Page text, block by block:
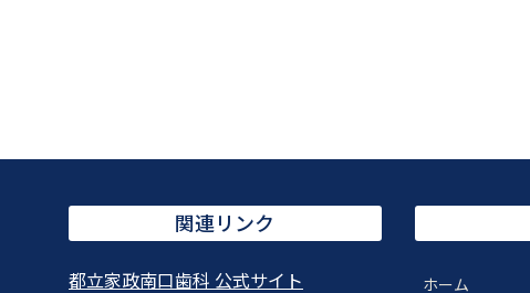
関連リンク
都立家政南口歯科 公式サイト ホーム